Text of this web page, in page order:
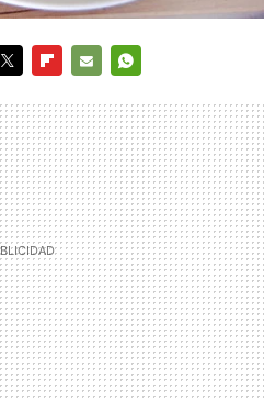
MAIL